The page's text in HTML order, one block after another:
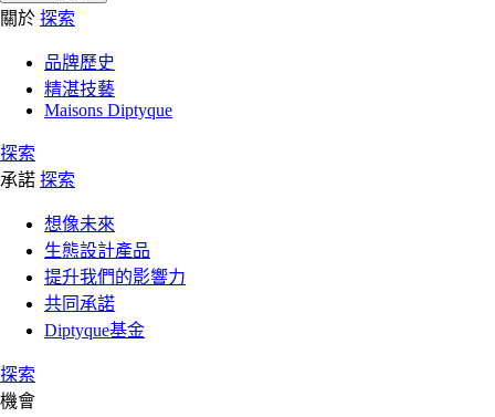
關於 探索
品牌歷史
精湛技藝
Maisons Diptyque
探索
承諾 探索
想像未來
生態設計產品
提升我們的影響力
共同承諾
Diptyque基金
探索
機會